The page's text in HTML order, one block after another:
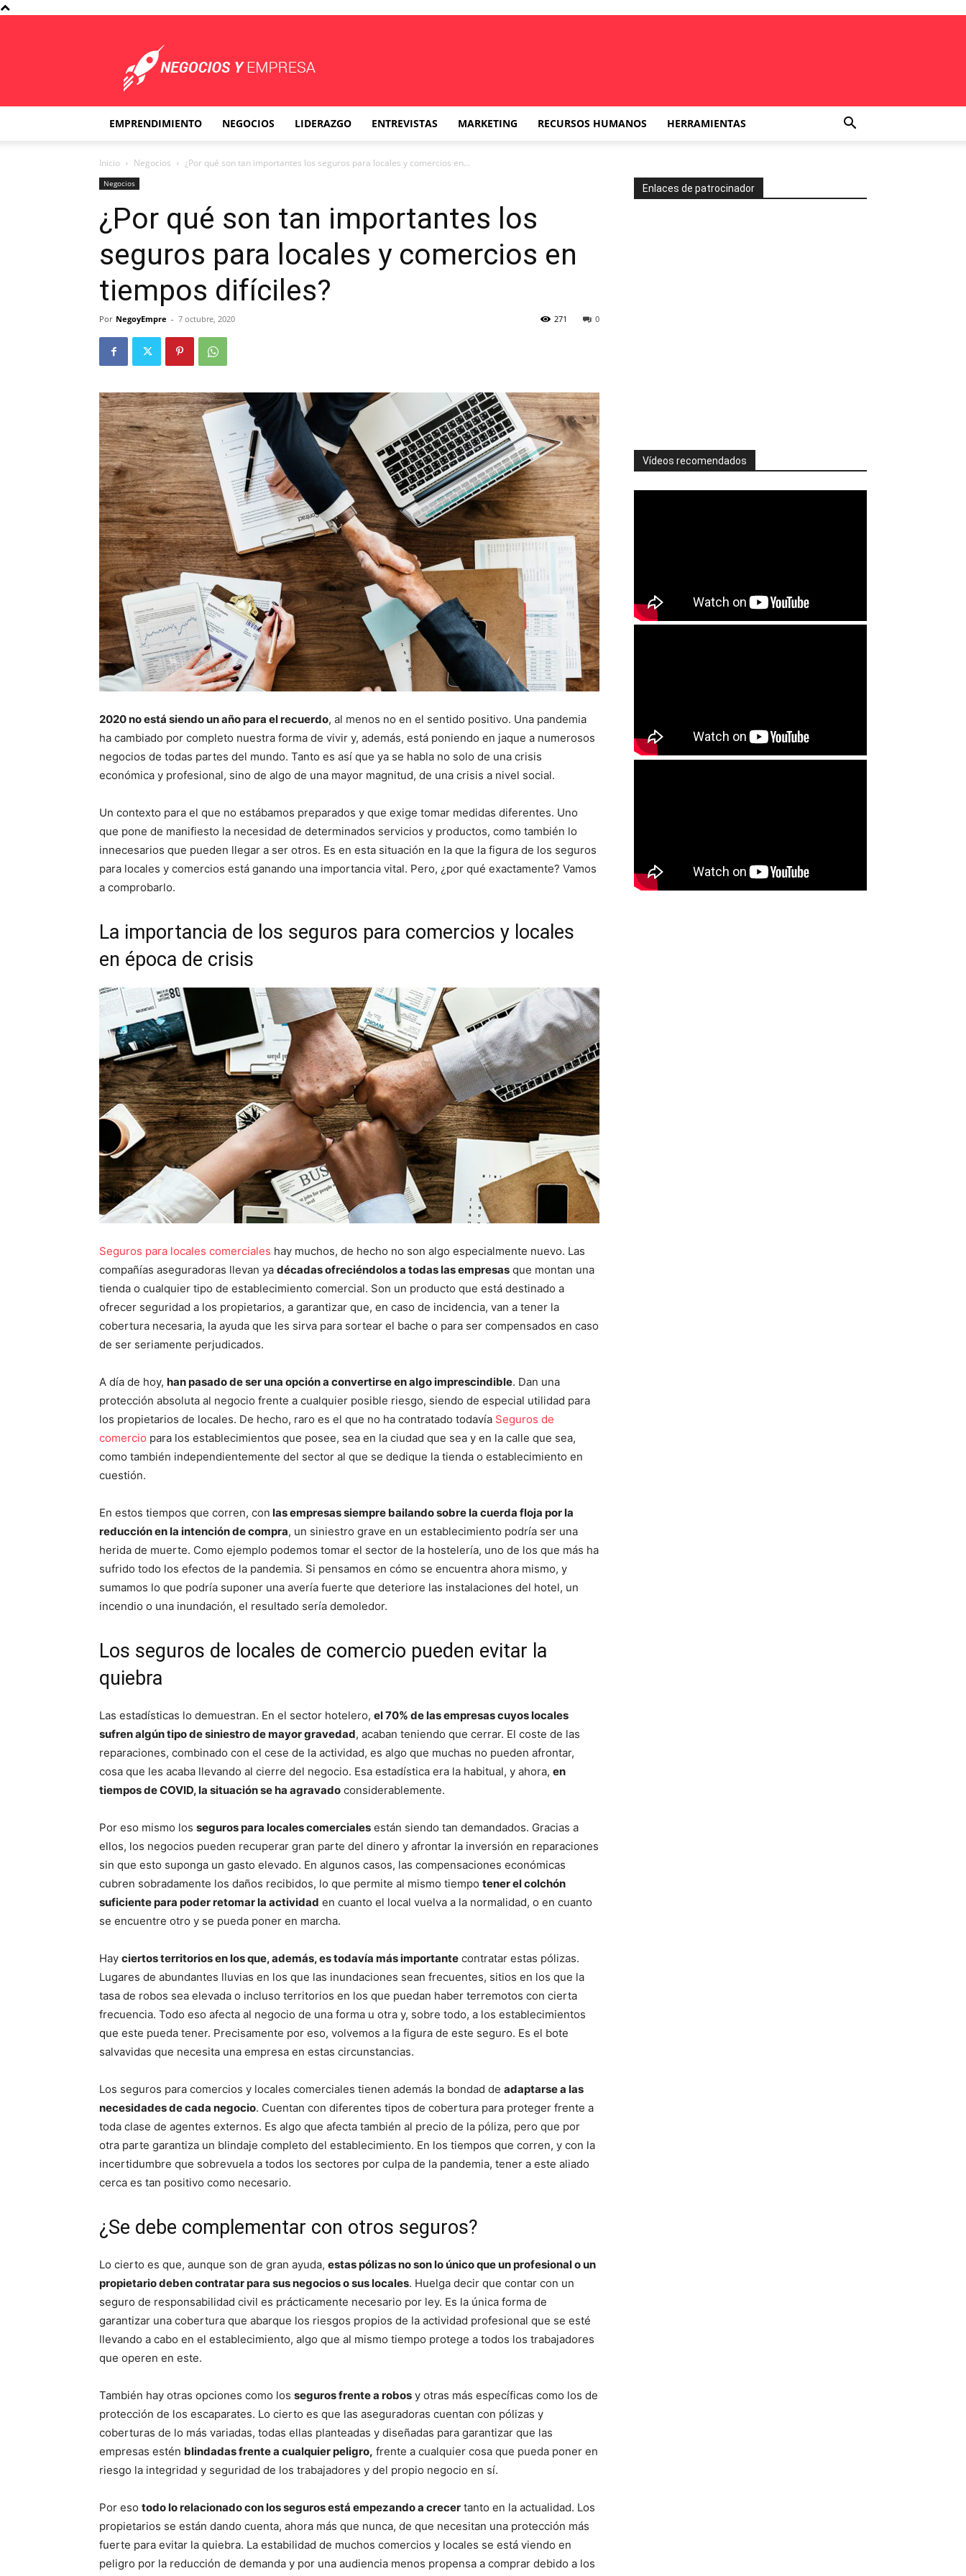
Empresa
EMPRENDIMIENTO NEGOCIOS LIDERAZGO ENTREVISTAS MARKETING RECURSOS HUMANOS HERRAMIENTAS
Inicio Negocios ¿Por qué son tan importantes los seguros para locales y comercios en...
Negocios
¿Por qué son tan importantes los
seguros para locales y comercios en
tiempos difíciles?
Por NegoyEmpre - 7 octubre, 2020 0
271
2020 no está siendo un año para el recuerdo, al menos no en el sentido positivo. Una pandemia
ha cambiado por completo nuestra forma de vivir y, además, está poniendo en jaque a numerosos
negocios de todas partes del mundo. Tanto es así que ya se habla no solo de una crisis
económica y profesional, sino de algo de una mayor magnitud, de una crisis a nivel social.
Un contexto para el que no estábamos preparados y que exige tomar medidas diferentes. Uno
que pone de manifiesto la necesidad de determinados servicios y productos, como también lo
innecesarios que pueden llegar a ser otros. Es en esta situación en la que la figura de los seguros
para locales y comercios está ganando una importancia vital. Pero, ¿por qué exactamente? Vamos
a comprobarlo.
La importancia de los seguros para comercios y locales
en época de crisis
Seguros para locales comerciales hay muchos, de hecho no son algo especialmente nuevo. Las
compañías aseguradoras llevan ya décadas ofreciéndolos a todas las empresas que montan una
tienda o cualquier tipo de establecimiento comercial. Son un producto que está destinado a
ofrecer seguridad a los propietarios, a garantizar que, en caso de incidencia, van a tener la
cobertura necesaria, la ayuda que les sirva para sortear el bache o para ser compensados en caso
de ser seriamente perjudicados.
A día de hoy, han pasado de ser una opción a convertirse en algo imprescindible. Dan una
protección absoluta al negocio frente a cualquier posible riesgo, siendo de especial utilidad para
los propietarios de locales. De hecho, raro es el que no ha contratado todavía Seguros de
comercio para los establecimientos que posee, sea en la ciudad que sea y en la calle que sea,
como también independientemente del sector al que se dedique la tienda o establecimiento en
cuestión.
En estos tiempos que corren, con las empresas siempre bailando sobre la cuerda floja por la
reducción en la intención de compra, un siniestro grave en un establecimiento podría ser una
herida de muerte. Como ejemplo podemos tomar el sector de la hostelería, uno de los que más ha
sufrido todo los efectos de la pandemia. Si pensamos en cómo se encuentra ahora mismo, y
sumamos lo que podría suponer una avería fuerte que deteriore las instalaciones del hotel, un
incendio o una inundación, el resultado sería demoledor.
Los seguros de locales de comercio pueden evitar la
quiebra
Las estadísticas lo demuestran. En el sector hotelero, el 70% de las empresas cuyos locales
sufren algún tipo de siniestro de mayor gravedad, acaban teniendo que cerrar. El coste de las
reparaciones, combinado con el cese de la actividad, es algo que muchas no pueden afrontar,
cosa que les acaba llevando al cierre del negocio. Esa estadística era la habitual, y ahora, en
tiempos de COVID, la situación se ha agravado considerablemente.
Por eso mismo los seguros para locales comerciales están siendo tan demandados. Gracias a
ellos, los negocios pueden recuperar gran parte del dinero y afrontar la inversión en reparaciones
sin que esto suponga un gasto elevado. En algunos casos, las compensaciones económicas
cubren sobradamente los daños recibidos, lo que permite al mismo tiempo tener el colchón
suficiente para poder retomar la actividad en cuanto el local vuelva a la normalidad, o en cuanto
se encuentre otro y se pueda poner en marcha.
Hay ciertos territorios en los que, además, es todavía más importante contratar estas pólizas.
Lugares de abundantes lluvias en los que las inundaciones sean frecuentes, sitios en los que la
tasa de robos sea elevada o incluso territorios en los que puedan haber terremotos con cierta
frecuencia. Todo eso afecta al negocio de una forma u otra y, sobre todo, a los establecimientos
que este pueda tener. Precisamente por eso, volvemos a la figura de este seguro. Es el bote
salvavidas que necesita una empresa en estas circunstancias.
Los seguros para comercios y locales comerciales tienen además la bondad de adaptarse a las
necesidades de cada negocio. Cuentan con diferentes tipos de cobertura para proteger frente a
toda clase de agentes externos. Es algo que afecta también al precio de la póliza, pero que por
otra parte garantiza un blindaje completo del establecimiento. En los tiempos que corren, y con la
incertidumbre que sobrevuela a todos los sectores por culpa de la pandemia, tener a este aliado
cerca es tan positivo como necesario.
¿Se debe complementar con otros seguros?
Lo cierto es que, aunque son de gran ayuda, estas pólizas no son lo único que un profesional o un
propietario deben contratar para sus negocios o sus locales. Huelga decir que contar con un
seguro de responsabilidad civil es prácticamente necesario por ley. Es la única forma de
garantizar una cobertura que abarque los riesgos propios de la actividad profesional que se esté
llevando a cabo en el establecimiento, algo que al mismo tiempo protege a todos los trabajadores
que operen en este.
También hay otras opciones como los seguros frente a robos y otras más específicas como los de
protección de los escaparates. Lo cierto es que las aseguradoras cuentan con pólizas y
coberturas de lo más variadas, todas ellas planteadas y diseñadas para garantizar que las
empresas estén blindadas frente a cualquier peligro, frente a cualquier cosa que pueda poner en
riesgo la integridad y seguridad de los trabajadores y del propio negocio en sí.
Por eso todo lo relacionado con los seguros está empezando a crecer tanto en la actualidad. Los
propietarios se están dando cuenta, ahora más que nunca, de que necesitan una protección más
fuerte para evitar la quiebra. La estabilidad de muchos comercios y locales se está viendo en
peligro por la reducción de demanda y por una audiencia menos propensa a comprar debido a los
Enlaces de patrocinador
Vídeos recomendados